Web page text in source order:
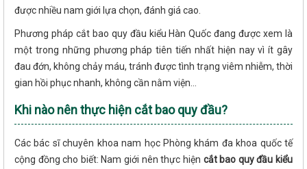
được nhiều nam giới lựa chọn, đánh giá cao.
Phương pháp cắt bao quy đầu kiểu Hàn Quốc đang được xem là
một trong những phương pháp tiên tiến nhất hiện nay vì ít gây
đau đớn, không chảy máu, tránh được tình trạng viêm nhiễm, thời
gian hồi phục nhanh, không cần nằm viện…
Khi nào nên thực hiện cắt bao quy đầu?
Các bác sĩ chuyên khoa nam học Phòng khám đa khoa quốc tế
cộng đồng cho biết: Nam giới nên thực hiện cắt bao quy đầu kiểu